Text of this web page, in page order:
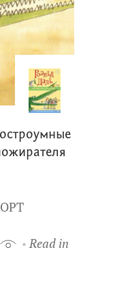
Read in